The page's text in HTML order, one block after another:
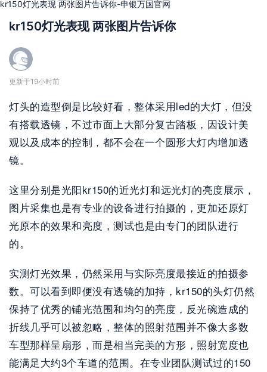
kr150灯光表现 两张图片告诉你-申银万国官网
kr150灯光表现 两张图片告诉你
更新于19小时前
灯头的造型倒是比较好看，整体采用led的大灯，但没
有搭载透镜，不过市面上大部分复古踏板，因设计美
观以及成本的控制，都不会在一个圆形大灯内增加透
镜。
这里分别是光阳kr150的近光灯和远光灯的亮度展示，
图片采集也是有专业的设备进行拍摄的，更加还原灯
光原本的效果和亮度，测试也是由专门的团队进行
的。
实测灯光效果，仍然采用与实际亮度最接近的拍摄参
数。可以看到即便没有透镜的加持，kr150的头灯仍然
保持了优秀的铺光范围和均匀的亮度，反光碗造成的
折线几乎可以被忽略，整体的照射范围并不像大多数
车型那样呈扇形，而是相当完美的方形，照射宽度也
能满足大约3个车道的范围。在专业团队测试过的150